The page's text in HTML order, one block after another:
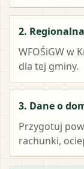
2.
WFOŚiGW w
dla tej gminy.
3. Dane o
Przygotuj
rachunki,